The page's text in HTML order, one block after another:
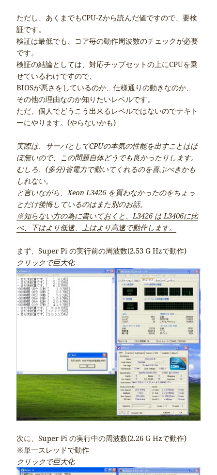
ただし、あくまでもCPU-Zから読んだ値ですので、要検
証です。
検証は最低でも、コア毎の動作周波数のチェックが必要
です。
検証の結論としては、対応チップセットの上にCPUを乗
せているわけですので、
BIOSが悪さをしているのか、仕様通りの動きなのか、
その他の理由なのか知りたいレベルです。
ただ、個人でどうこう出来るレベルではないのでテキト
ーにやります。(やらないかも)
実際は、サーバとしてCPUの本気の性能を出すことはほ
ぼ無いので、この問題自体どうでも良かったりします。
むしろ、(多分)省電力で動いてくれるのを喜ぶべきかも
しれない。
と言いながら、Xeon L3426 を買わなかったのをちょっ
とだけ後悔しているのはまた別のお話。
※知らない方の為に書いておくと、L3426 は L3406に比
べ、下はより低速、上はより高速で動作します。
まず、Super Pi の実行前の周波数(2.53 G Hzで動作)
クリックで巨大化
次に、Super Pi の実行中の周波数(2.26 G Hzで動作)
※単一スレッドで動作
クリックで巨大化